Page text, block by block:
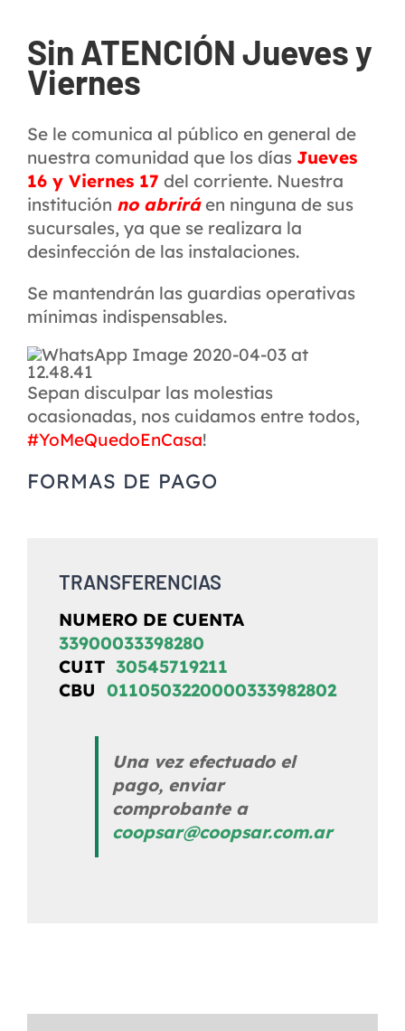
Sin ATENCIÓN Jueves y
Viernes
Se le comunica al público en general de
nuestra comunidad que los días Jueves
16 y Viernes 17 del corriente. Nuestra
institución no abriráen ninguna de sus
sucursales, ya que se realizara la
desinfección de las instalaciones.
Se mantendrán las guardias operativas
mínimas indispensables.
Sepan disculpar las molestias
ocasionadas, nos cuidamos entre todos,
#YoMeQuedoEnCasa!
FORMAS DE PAGO
TRANSFERENCIAS
NUMERO DE CUENTA
33900033398280
CUIT 30545719211
CBU 0110503220000333982802
Una vez efectuado el
pago, enviar
comprobante a
coopsar@coopsar.com.ar